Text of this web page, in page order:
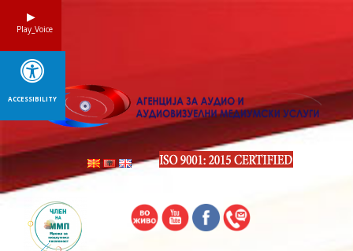
Play_Voice
ACCESSIBILITY